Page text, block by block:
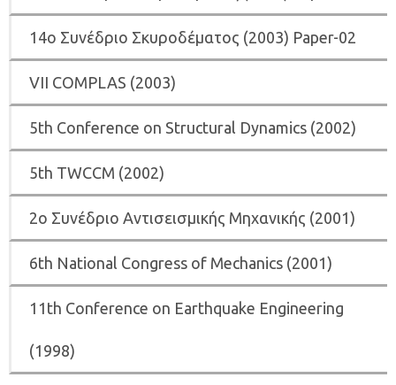
14ο Συνέδριο Σκυροδέματος (2003) Paper-02
VII COMPLAS (2003)
5th Conference on Structural Dynamics (2002)
5th ΤWCCM (2002)
2ο Συνέδριο Αντισεισμικής Μηχανικής (2001)
6th National Congress of Mechanics (2001)
11th Conference on Earthquake Engineering
(1998)